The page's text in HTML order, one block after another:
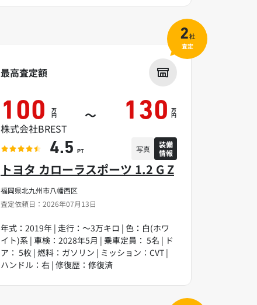
福岡県北九州市八幡西区
査定依頼日：2026年07月13日
トヨタ カローラスポーツ 1.2 G Z
年式：2019年 | 走行：～3万キロ | 色：白(ホワ
イト)系 | 車検：2028年5月 | 乗車定員： 5名 | ド
ア： 5枚 | 燃料：ガソリン | ミッション：CVT |
ハンドル：右 | 修復歴：修復済
最高査定額
100 万
円 ～ 130 万
円
株式会社BREST
4.5 PT 写真
装備
情報
2社
査定